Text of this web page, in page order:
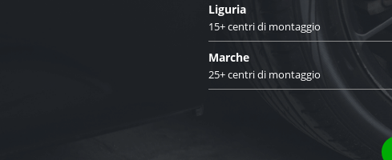
Liguria
15+ centri di montaggio
Marche
25+ centri di montaggio